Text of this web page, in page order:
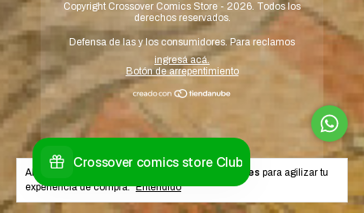
Al navegar por este sitio aceptás el uso de cookies para agilizar tu
experiencia de compra. Entendido
Copyright Crossover Comics Store - 2026. Todos los
derechos reservados.
Defensa de las y los consumidores. Para reclamos
ingresá acá.
Botón de arrepentimiento